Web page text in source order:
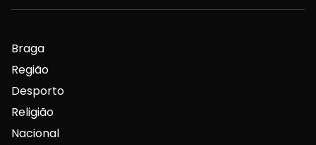
Braga
Região
Desporto
Religião
Nacional